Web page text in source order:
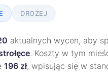
DROŻEJ
aktualnych wycen, aby
. Koszty w tym
196 zł, wpisując się w